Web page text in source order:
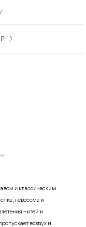
₽
и классическим
невесома и
нитей и
воздух и